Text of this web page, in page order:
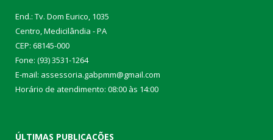
End.: Tv. Dom Eurico, 1035
Centro, Medicilândia - PA
CEP: 68145-000
Fone: (93) 3531-1264
E-mail: assessoria.gabpmm@gmail.com
Horário de atendimento: 08:00 às 14:00
ÚLTIMAS PUBLICAÇÕES